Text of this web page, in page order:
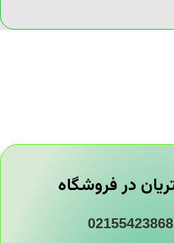
در فروشگاه
02155423868